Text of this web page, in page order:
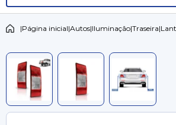
|Página inicial|Autos|Iluminação|Traseira|